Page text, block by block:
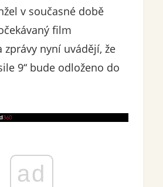
v současné době
film
zprávy nyní uvádějí, že
9“ bude odloženo do
ad